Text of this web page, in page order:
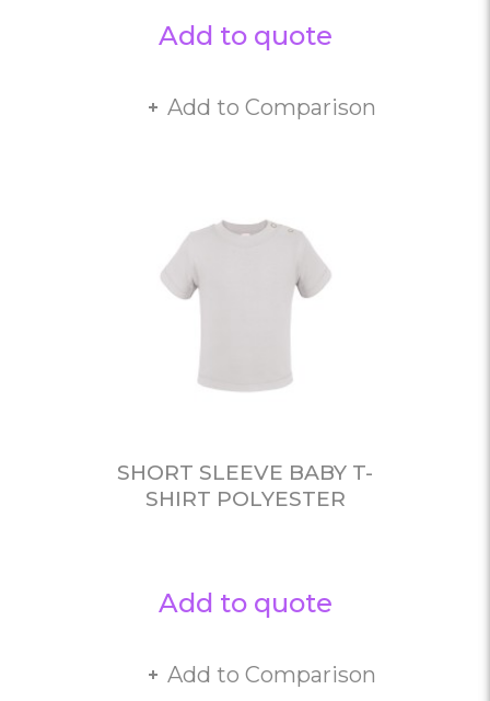
Add to quote
Add to Comparison
SHORT SLEEVE BABY T-
SHIRT POLYESTER
Add to quote
Add to Comparison